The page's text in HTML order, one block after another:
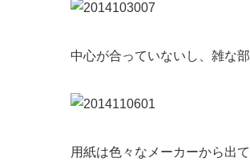
中心が合っていないし、雑な
用紙は色々なメーカーから出